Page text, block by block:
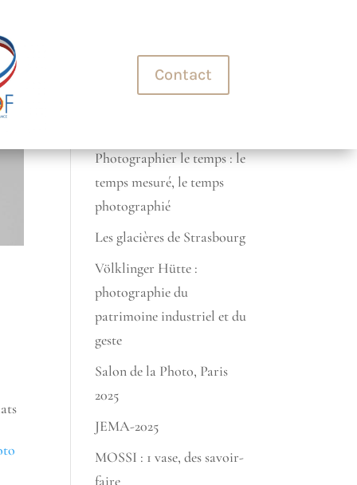
Contact
+33 (0)7 70 45 32 99
Derniers articles
Photographier le temps : le
temps mesuré, le temps
photographié
Les glacières de Strasbourg
Völklinger Hütte :
photographie du
patrimoine industriel et du
geste
Salon de la Photo, Paris
2025
JEMA-2025
MOSSI : 1 vase, des savoir-
faire